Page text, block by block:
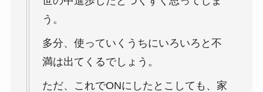
う。
多分、使っていくうちにいろいろと不
満は出てくるでしょう。
ただ、これでONにしたとこしても、家